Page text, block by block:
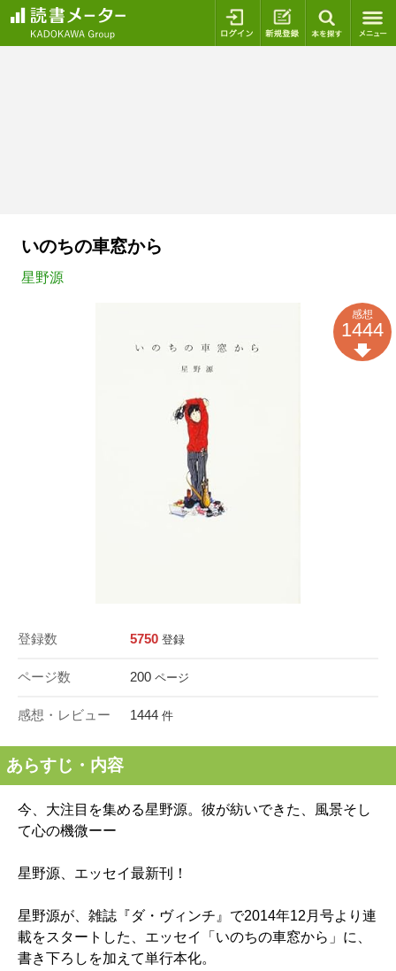
ログイン 新規登録
いのちの車窓から
星野源
登録数 5750 登録
ページ数 200 ページ
感想・レビュー 1444 件
感想
1444
あらすじ・内容
今、大注目を集める星野源。彼が紡いできた、風景そし
て心の機微ーー
星野源、エッセイ最新刊！
星野源が、雑誌『ダ・ヴィンチ』で2014年12月号より連
載をスタートした、エッセイ「いのちの車窓から」に、
書き下ろしを加えて単行本化。